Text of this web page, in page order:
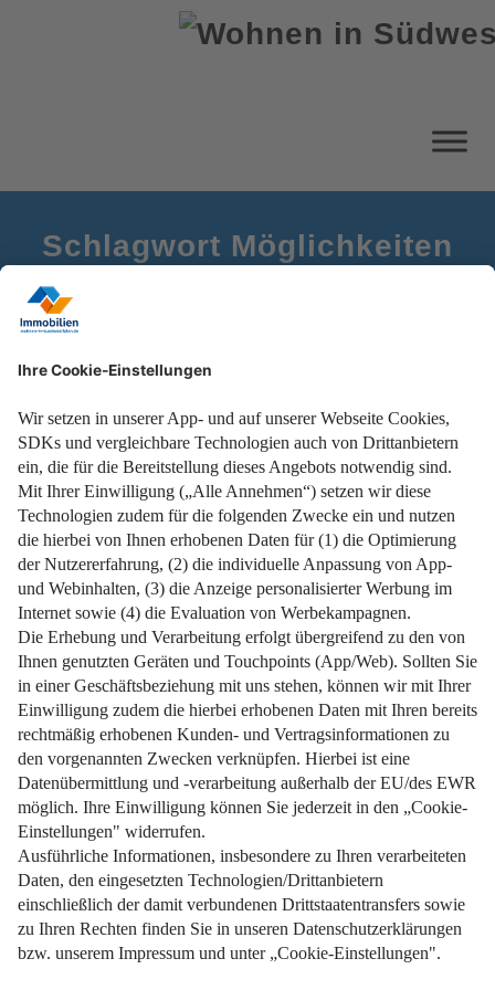
Schlagwort Möglichkeiten
Jetzt den Balkon in eine Wohnfühloase verwandeln!
Weiterlesen
Impressum Datenschutz Nutzungsbedingungen
Pflichtinformationen AGB Über uns Bildquellen
Barrierefreiheit Widerrufsformular
Cookie-Einstellungen